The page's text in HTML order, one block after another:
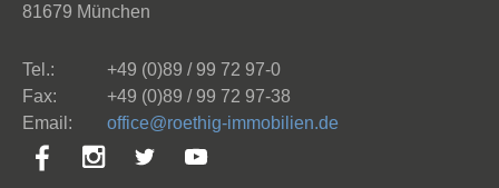
81679 München
Tel.:
+49 (0)89 / 99 72 97-0
Fax:
+49 (0)89 / 99 72 97-38
Email:
ff c r th g- mm b n d